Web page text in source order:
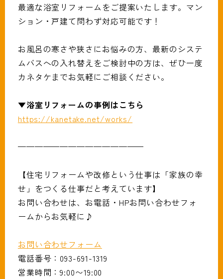
最適な浴室リフォームをご提案いたします。マン
ション・戸建て問わず対応可能です！
お風呂の寒さや狭さにお悩みの方、最新のシステ
ムバスへの入れ替えをご検討中の方は、ぜひ一度
カネタケまでお気軽にご相談ください。
▼浴室リフォームの事例はこちら
https://kanetake.net/works/
———————————————
【住宅リフォームや改修という仕事は「家族の幸
せ」をつくる仕事だと考えています】
お問い合わせは、お電話・HPお問い合わせフォ
ームからお気軽に♪
お問い合わせフォーム
電話番号：093-691-1319
営業時間：9:00〜19:00